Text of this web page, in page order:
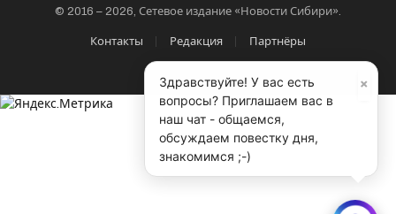
×
Здравствуйте! У вас есть
вопросы? Приглашаем вас в
наш чат - общаемся,
обсуждаем повестку дня,
знакомимся ;-)